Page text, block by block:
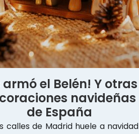
armó el Belén! Y otras
navideñas
de España
calles de Madrid huele a navidad